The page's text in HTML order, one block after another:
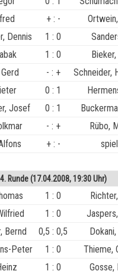
+ : -
Dennis
1 : 0
1 : 0
- : +
Schneider,
0 : 1
Josef
0 : 1
- : +
Rübo,
+ : -
4. Runde (17.04.2008, 19:30 Uhr)
1 : 0
1 : 0
Bernd
0,5 : 0,5
Peter
1 : 0
Thieme,
1 : 0
Gosse,